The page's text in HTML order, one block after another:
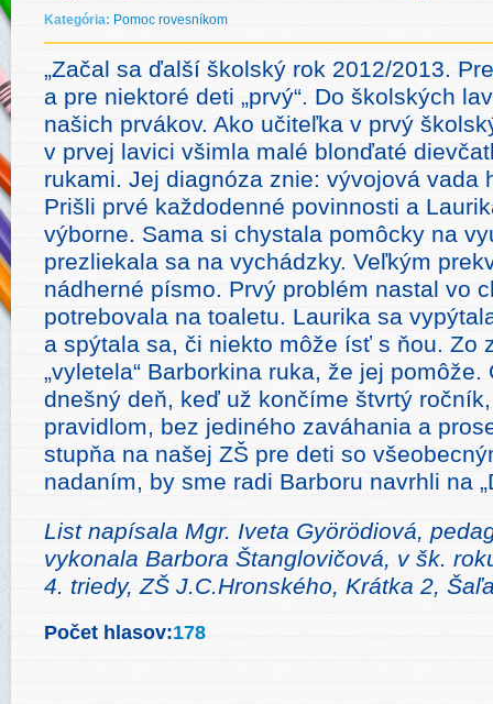
Kategória: Pomoc rovesníkom
„Začal sa ďalší školský rok 2012/2013.
a pre niektoré deti „prvý“. Do školských
našich prvákov. Ako učiteľka v prvý
v prvej lavici všimla malé blonďaté
rukami. Jej diagnóza znie: vývojová vada
Prišli prvé každodenné povinnosti a
výborne. Sama si chystala pomôcky na
prezliekala sa na vychádzky. Veľkým
nádherné písmo. Prvý problém nastal vo
potrebovala na toaletu. Laurika sa
a spýtala sa, či niekto môže ísť s ňou. Zo
„vyletela“ Barborkina ruka, že jej
dnešný deň, keď už končíme štvrtý
pravidlom, bez jediného zaváhania a
stupňa na našej ZŠ pre deti so
nadaním, by sme radi Barboru navrhli na
List napísala Mgr. Iveta Györödiová,
vykonala Barbora Štanglovičová, v šk.
4. triedy, ZŠ J.C.Hronského, Krátka 2,
Počet hlasov:178